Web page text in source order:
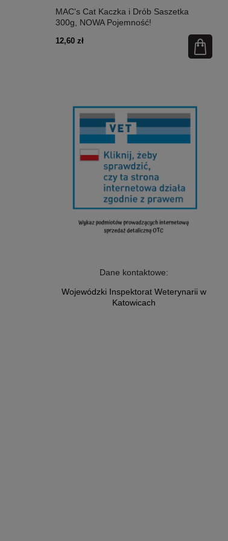
MAC's Cat Kaczka i Drób Saszetka
300g, NOWA Pojemność!
12,60 zł
Dane kontaktowe:
Wojewódzki Inspektorat Weterynarii w
Katowicach